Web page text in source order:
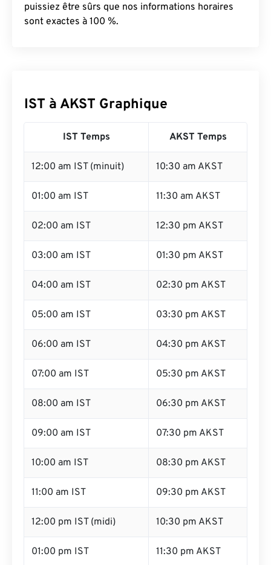
puissiez être sûrs que nos informations horaires
sont exactes à 100 %.
IST à AKST Graphique
IST Temps AKST Temps
12:00 am IST (minuit) 10:30 am AKST
01:00 am IST 11:30 am AKST
02:00 am IST 12:30 pm AKST
03:00 am IST 01:30 pm AKST
04:00 am IST 02:30 pm AKST
05:00 am IST 03:30 pm AKST
06:00 am IST 04:30 pm AKST
07:00 am IST 05:30 pm AKST
08:00 am IST 06:30 pm AKST
09:00 am IST 07:30 pm AKST
10:00 am IST 08:30 pm AKST
11:00 am IST 09:30 pm AKST
12:00 pm IST (midi) 10:30 pm AKST
01:00 pm IST 11:30 pm AKST